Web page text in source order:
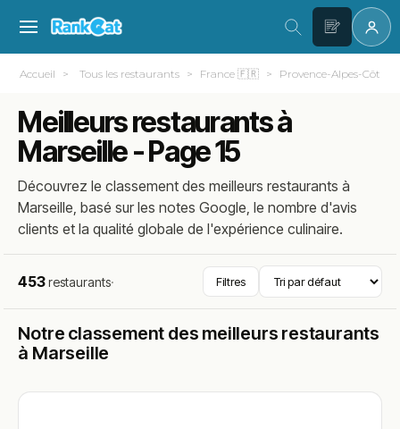
Accueil Tous les restaurants France 🇫🇷 Provence-Alpes-Côte
Meilleurs restaurants à
Marseille - Page 15
Découvrez le classement des meilleurs restaurants à
Marseille, basé sur les notes Google, le nombre d'avis
clients et la qualité globale de l'expérience culinaire.
453restaurants· Filtres
Notre classement des meilleurs restaurants
à Marseille